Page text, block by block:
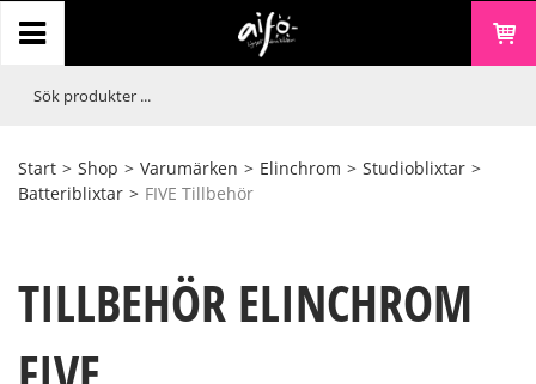
Start > Shop > Varumärken > Elinchrom > Studioblixtar >
Batteriblixtar > FIVE Tillbehör
TILLBEHÖR ELINCHROM